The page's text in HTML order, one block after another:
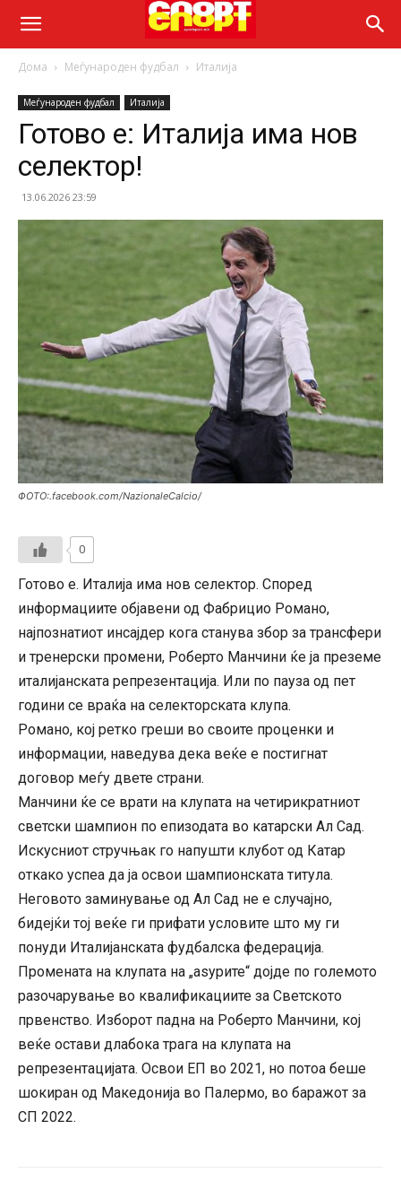
Дома Меѓународен фудбал Италија
Меѓународен фудбал Италија
Готово е: Италија има нов
селектор!
13.06.2026 23:59
ФОТО:.facebook.com/NazionaleCalcio/
0
Готово е. Италија има нов селектор. Според
информациите објавени од Фабрицио Романо,
најпознатиот инсајдер кога станува збор за трансфери
и тренерски промени, Роберто Манчини ќе ја преземе
италијанската репрезентација. Или по пауза од пет
години се враќа на селекторската клупа.
Романо, кој ретко греши во своите проценки и
информации, наведува дека веќе е постигнат
договор меѓу двете страни.
Манчини ќе се врати на клупата на четирикратниот
светски шампион по епизодата во катарски Ал Сад.
Искусниот стручњак го напушти клубот од Катар
откако успеа да ја освои шампионската титула.
Неговото заминување од Ал Сад не е случајно,
бидејќи тој веќе ги прифати условите што му ги
понуди Италијанската фудбалска федерација.
Промената на клупата на „аѕурите“ дојде по големото
разочарување во квалификациите за Светското
првенство. Изборот падна на Роберто Манчини, кој
веќе остави длабока трага на клупата на
репрезентацијата. Освои ЕП во 2021, но потоа беше
шокиран од Македонија во Палермо, во баражот за
СП 2022.